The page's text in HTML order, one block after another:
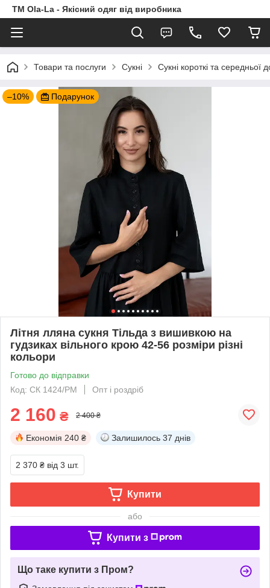
TM Ola-La - Якісний одяг від виробника
Товари та послуги Сукні Сукні короткі та середньої
–10% Подарунок
Літня лляна сукня Тільда з вишивкою на
гудзиках вільного крою 42-56 розміри різні
кольори
Готово до відправки
Код: СК 1424/РМ
Опт і роздріб
2 160 ₴ 2 400 ₴
Економія 240 ₴ Залишилось 37 днів
2 370 ₴ від 3 шт.
Купити
або
Купити з
Що таке купити з Пром?